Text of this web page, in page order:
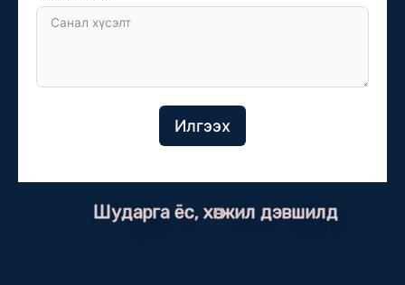
Илгээх
Шударга ёс, хөгжил дэвшилд